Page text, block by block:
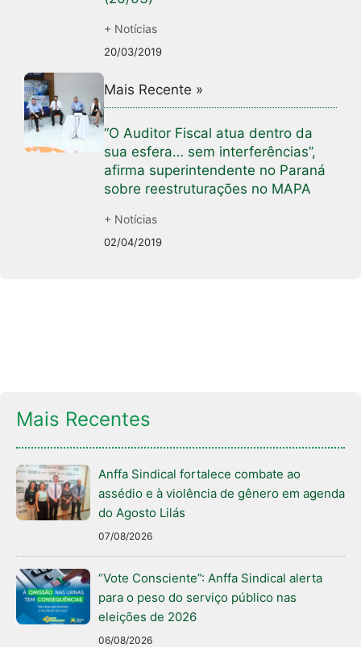
+ Notícias
20/03/2019
Mais Recente »
“O Auditor Fiscal atua dentro da
sua esfera… sem interferências”,
afirma superintendente no Paraná
sobre reestruturações no MAPA
+ Notícias
02/04/2019
Mais Recentes
Anffa Sindical fortalece combate ao
assédio e à violência de gênero em agenda
do Agosto Lilás
07/08/2026
“Vote Consciente”: Anffa Sindical alerta
para o peso do serviço público nas
eleições de 2026
06/08/2026